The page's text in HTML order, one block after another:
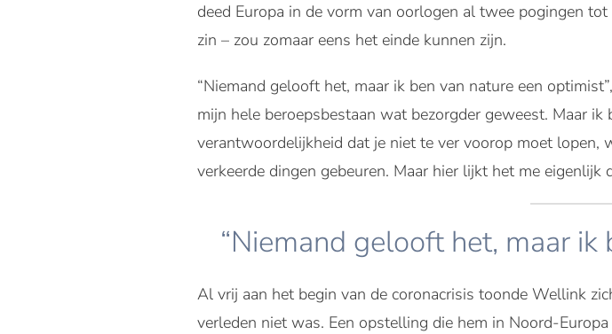
deed Europa in de vorm van oorlogen al twee pogingen
zin – zou zomaar eens het einde kunnen zijn.
“Niemand gelooft het, maar ik ben van nature een
mijn hele beroepsbestaan wat bezorgder geweest. Maar
verantwoordelijkheid dat je niet te ver voorop moet lopen,
verkeerde dingen gebeuren. Maar hier lijkt het me eigenlijk
“Niemand gelooft het, maar
Al vrij aan het begin van de coronacrisis toonde Wellink
verleden niet was. Een opstelling die hem in Noord-